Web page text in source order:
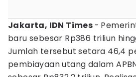
Jakarta, IDN Times -
baru sebesar Rp386 triliun
Jumlah tersebut setara 46,4
pembiayaan utang dalam